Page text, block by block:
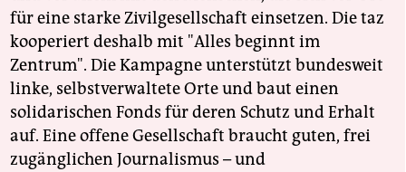
für eine starke Zivilgesellschaft einsetzen. Die taz
kooperiert deshalb mit "Alles beginnt im
Zentrum". Die Kampagne unterstützt bundesweit
linke, selbstverwaltete Orte und baut einen
solidarischen Fonds für deren Schutz und Erhalt
auf. Eine offene Gesellschaft braucht guten, frei
zugänglichen Journalismus – und